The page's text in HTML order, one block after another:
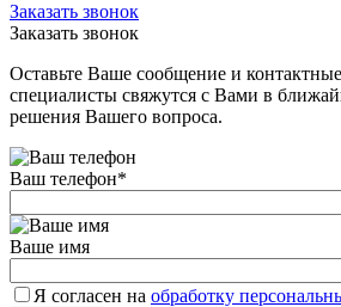
Заказать звонок
Заказать звонок
Оставьте Ваше сообщение и
специалисты свяжутся с Вами в
решения Вашего вопроса.
Ваш телефон*
Ваше имя
Я согласен на обработку